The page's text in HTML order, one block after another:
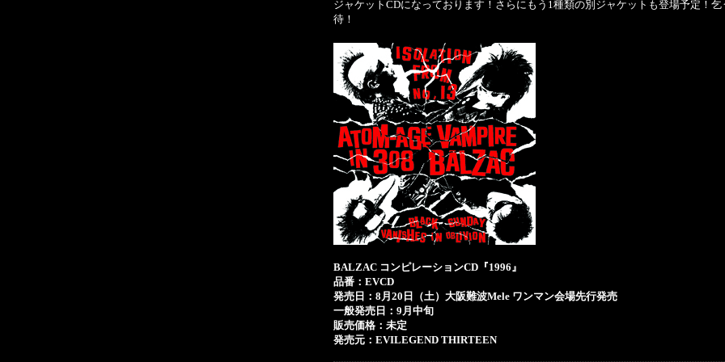
ジャケットCDになっております！さらにもう1種類の別ジャケットも登場予定！乞
待！
BALZAC コンピレーションCD『1996』
品番：EVCD
発売日：8月20日（土）大阪難波Mele ワンマン会場先行発売
一般発売日：9月中旬
販売価格：未定
発売元：EVILEGEND THIRTEEN